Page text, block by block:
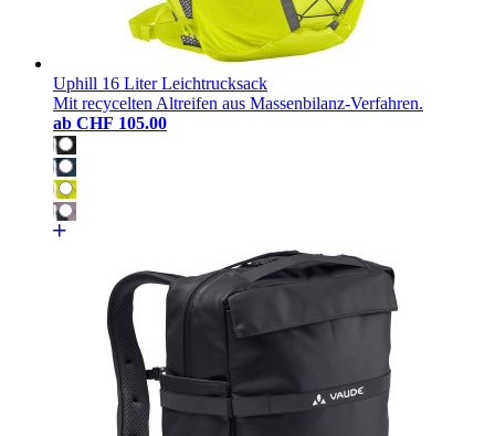
Uphill 16 Liter Leichtrucksack
Mit recycelten Altreifen aus Massenbilanz-Verfahren.
ab CHF 105.00